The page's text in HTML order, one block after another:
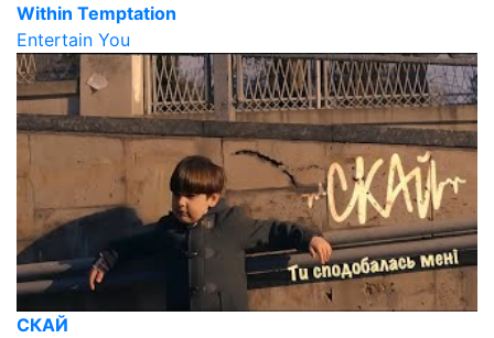
Within Temptation
Entertain You
СКАЙ